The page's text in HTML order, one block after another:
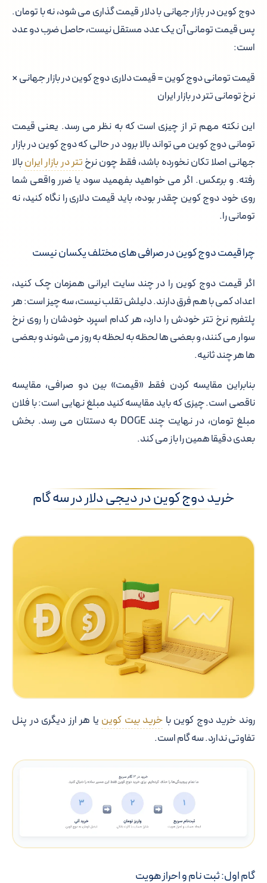
دوج کوین در بازار جهانی با دلار قیمت گذاری می شود، نه با تومان.
پس قیمت تومانی آن یک عدد مستقل نیست، حاصل ضرب دو عدد
است:
قیمت تومانی دوج کوین = قیمت دلاری دوج کوین در بازار جهانی ×
نرخ تومانی تتر در بازار ایران
این نکته مهم تر از چیزی است که به نظر می رسد. یعنی قیمت
تومانی دوج کوین می تواند بالا برود در حالی که دوج کوین در بازار
جهانی اصلا تکان نخورده باشد، فقط چون نرختتر در بازار ایرانبالا
رفته. و برعکس. اگر می خواهید بفهمید سود یا ضرر واقعی شما
روی خود دوج کوین چقدر بوده، باید قیمت دلاری را نگاه کنید، نه
تومانی را.
چرا قیمت دوج کوین در صرافی های مختلف یکسان نیست
اگر قیمت دوج کوین را در چند سایت ایرانی همزمان چک کنید،
اعداد کمی با هم فرق دارند. دلیلش تقلب نیست، سه چیز است: هر
پلتفرم نرخ تتر خودش را دارد، هر کدام اسپرد خودشان را روی نرخ
سوار می کنند، و بعضی ها لحظه به لحظه به روز می شوند و بعضی
ها هر چند ثانیه.
بنابراین مقایسه کردن فقط «قیمت» بین دو صرافی، مقایسه
ناقصی است. چیزی که باید مقایسه کنید مبلغ نهایی است: با فلان
مبلغ تومان، در نهایت چند DOGE به دستتان می رسد. بخش
بعدی دقیقا همین را باز می کند.
خرید دوج کوین در دیجی دلار در سه گام
روند خرید دوج کوین با خرید بیت کوین یا هر ارز دیگری در پنل
تفاوتی ندارد. سه گام است.
گام اول: ثبت نام و احراز هویت